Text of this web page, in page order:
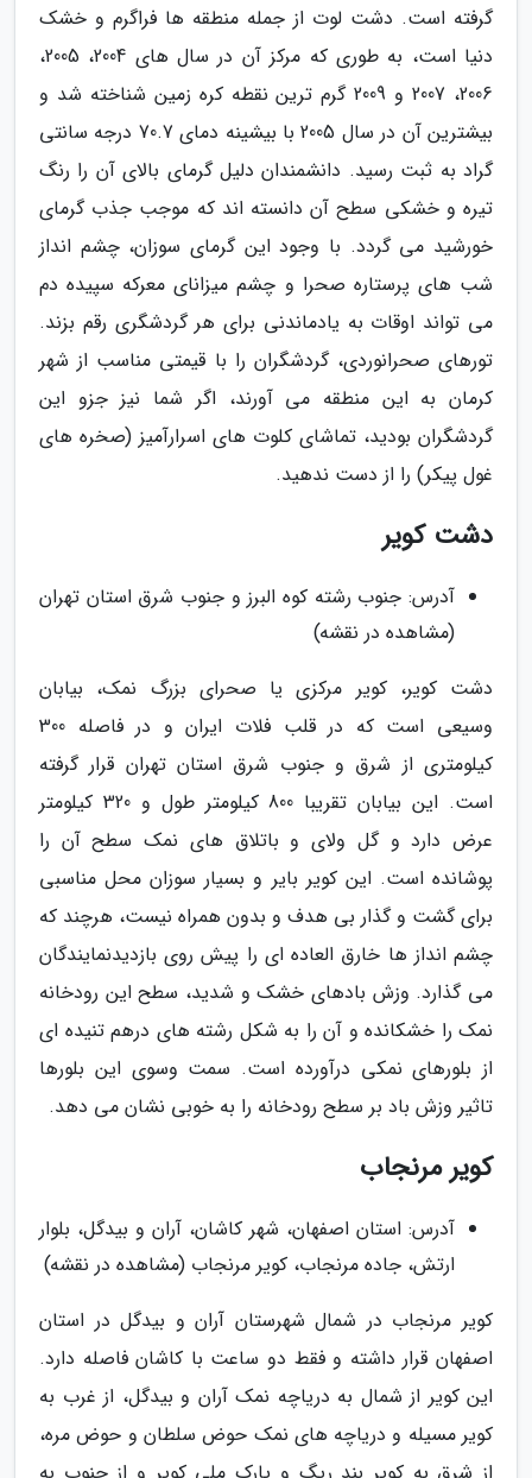
گرفته است. دشت لوت از جمله منطقه ها فراگرم و خشک
دنیا است، به طوری که مرکز آن در سال های 2004، 2005،
2006، 2007 و 2009 گرم ترین نقطه کره زمین شناخته شد و
بیشترین آن در سال 2005 با بیشینه دمای 70.7 درجه سانتی
گراد به ثبت رسید. دانشمندان دلیل گرمای بالای آن را رنگ
تیره و خشکی سطح آن دانسته اند که موجب جذب گرمای
خورشید می گردد. با وجود این گرمای سوزان، چشم انداز
شب های پرستاره صحرا و چشم میزانای معرکه سپیده دم
می تواند اوقات به یادماندنی برای هر گردشگری رقم بزند.
تورهای صحرانوردی، گردشگران را با قیمتی مناسب از شهر
کرمان به این منطقه می آورند، اگر شما نیز جزو این
گردشگران بودید، تماشای کلوت های اسرارآمیز (صخره های
غول پیکر) را از دست ندهید.
دشت کویر
آدرس: جنوب رشته کوه البرز و جنوب شرق استان تهران
(مشاهده در نقشه)
دشت کویر، کویر مرکزی یا صحرای بزرگ نمک، بیابان
وسیعی است که در قلب فلات ایران و در فاصله 300
کیلومتری از شرق و جنوب شرق استان تهران قرار گرفته
است. این بیابان تقریبا 800 کیلومتر طول و 320 کیلومتر
عرض دارد و گل ولای و باتلاق های نمک سطح آن را
پوشانده است. این کویر بایر و بسیار سوزان محل مناسبی
برای گشت و گذار بی هدف و بدون همراه نیست، هرچند که
چشم انداز ها خارق العاده ای را پیش روی بازدیدنمایندگان
می گذارد. وزش بادهای خشک و شدید، سطح این رودخانه
نمک را خشکانده و آن را به شکل رشته های درهم تنیده ای
از بلورهای نمکی درآورده است. سمت وسوی این بلورها
تاثیر وزش باد بر سطح رودخانه را به خوبی نشان می دهد.
کویر مرنجاب
آدرس: استان اصفهان، شهر کاشان، آران و بیدگل، بلوار
ارتش، جاده مرنجاب، کویر مرنجاب (مشاهده در نقشه)
کویر مرنجاب در شمال شهرستان آران و بیدگل در استان
اصفهان قرار داشته و فقط دو ساعت با کاشان فاصله دارد.
این کویر از شمال به دریاچه نمک آران و بیدگل، از غرب به
کویر مسیله و دریاچه های نمک حوض سلطان و حوض مره،